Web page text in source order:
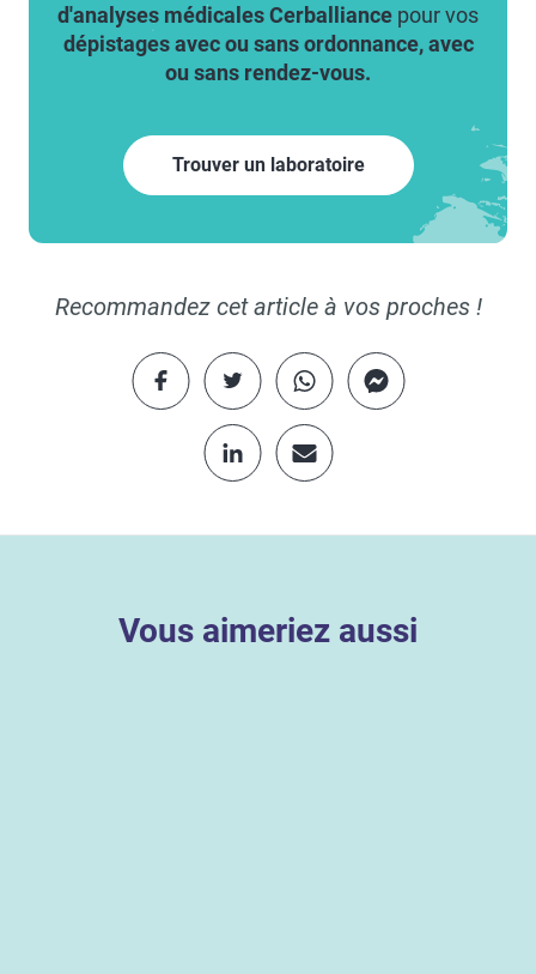
d'analyses médicales Cerballiance pour vos
dépistages avec ou sans ordonnance, avec
ou sans rendez-vous.
Trouver un laboratoire
Recommandez cet article à vos proches !
Vous aimeriez aussi